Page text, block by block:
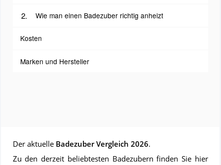
Wie man einen Badezuber richtig anheizt
Kosten
Marken und Hersteller
Der aktuelle Badezuber Vergleich 2026.
Zu den derzeit beliebtesten Badezubern finden Sie hier